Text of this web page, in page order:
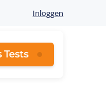
Inloggen
Tests